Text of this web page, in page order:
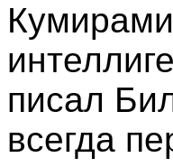
писал
всегда